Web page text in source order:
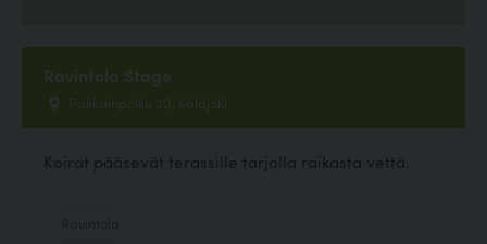
Ravintola Stage
Pakkainpolku 20, Kalajoki
Koirat pääsevät terassille tarjolla raikasta vettä.